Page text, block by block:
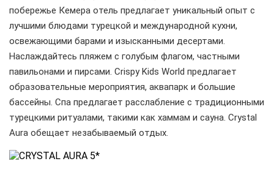
побережье Кемера отель предлагает уникальный опыт с
лучшими блюдами турецкой и международной кухни,
освежающими барами и изысканными десертами.
Наслаждайтесь пляжем с голубым флагом, частными
павильонами и пирсами. Crispy Kids World предлагает
образовательные мероприятия, аквапарк и большие
бассейны. Спа предлагает расслабление с традиционными
турецкими ритуалами, такими как хаммам и сауна. Crystal
Aura обещает незабываемый отдых.